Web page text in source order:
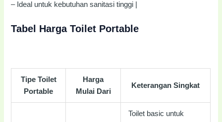
– Ideal untuk kebutuhan sanitasi tinggi |
Tabel Harga Toilet Portable
Tipe Toilet
Portable
Harga
Mulai Dari
Keterangan Singkat
Toilet basic untuk